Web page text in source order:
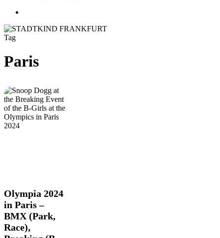
Tag
Paris
Olympia
2024
in
Paris
–
BMX
Olympia 2024
in Paris –
BMX (Park,
Race),